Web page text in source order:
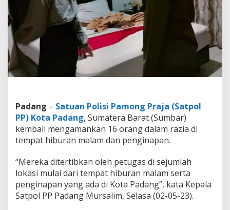
n
k
a
n
,
I
n
K
a
a
s
a
p
l
P
P
Padang – Satuan Polisi Pamong Praja (Satpol
PP) Kota Padang, Sumatera Barat (Sumbar)
kembali mengamankan 16 orang dalam razia di
tempat hiburan malam dan penginapan.
“Mereka ditertibkan oleh petugas di sejumlah
lokasi mulai dari tempat hiburan malam serta
penginapan yang ada di Kota Padang”, kata Kepala
Satpol PP Padang Mursalim, Selasa (02-05-23).